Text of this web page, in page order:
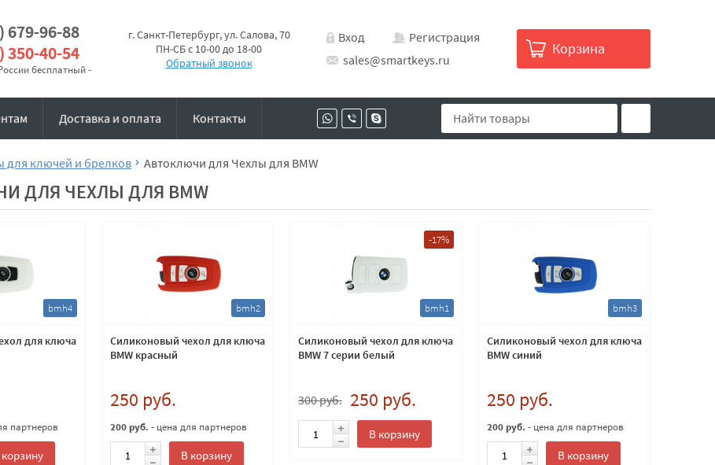
679-96-88
350-40-54
бесплатный -
г. Санкт-Петербург, ул. Салова, 70
ПН-СБ с 10-00 до 18-00
Обратный звонок
Вход
Регистрация
sales@smartkeys.ru
Корзина
Доставка и оплата Контакты
для ключей и брелков Автоключи для Чехлы для BMW
ДЛЯ ЧЕХЛЫ ДЛЯ BMW
bmh4
для ключа
партнеров
bmh2
Силиконовый чехол для ключа
BMW красный
250 руб.
200 руб. - цена для партнеров
В корзину
-17%
bmh1
Силиконовый чехол для ключа
BMW 7 серии белый
300 руб. 250 руб.
В корзину
bmh3
Силиконовый чехол для ключа
BMW синий
250 руб.
200 руб. - цена для партнеров
В корзину